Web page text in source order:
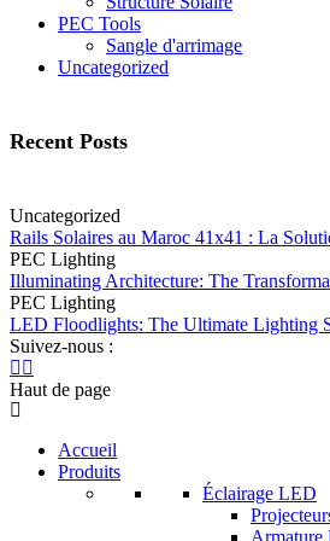
PEC Tools
Sangle d'arrimage
Uncategorized
Recent Posts
Uncategorized
Rails Solaires au Maroc 41x41 : La
PEC Lighting
Illuminating Architecture: The
PEC Lighting
LED Floodlights: The Ultimate Lighting
Suivez-nous :
Haut de page
Accueil
Produits
Éclairage LED
Armature